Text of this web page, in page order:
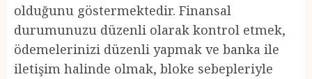
olduğunu göstermektedir. Finansal
durumunuzu düzenli olarak kontrol etmek,
ödemelerinizi düzenli yapmak ve banka ile
iletişim halinde olmak, bloke sebepleriyle